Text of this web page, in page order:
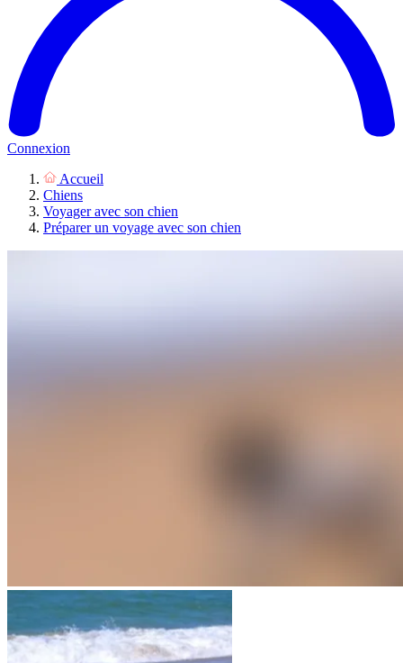
Connexion
Accueil
Chiens
Voyager avec son chien
Préparer un voyage avec son chien